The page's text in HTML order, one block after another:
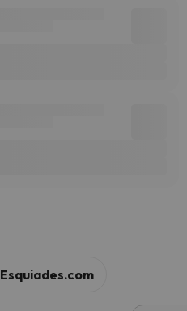
Esquiades.com